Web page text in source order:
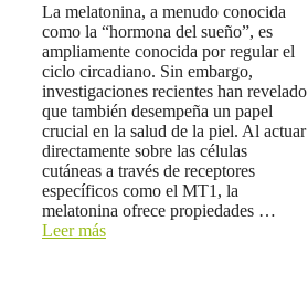
La melatonina, a menudo conocida
como la “hormona del sueño”, es
ampliamente conocida por regular el
ciclo circadiano. Sin embargo,
investigaciones recientes han revelado
que también desempeña un papel
crucial en la salud de la piel. Al actuar
directamente sobre las células
cutáneas a través de receptores
específicos como el MT1, la
melatonina ofrece propiedades …
Leer más